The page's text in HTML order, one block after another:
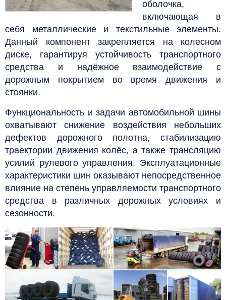
оболочка,
включающая в
себя металлические и текстильные элементы.
Данный компонент закрепляется на колесном
диске, гарантируя устойчивость транспортного
средства и надёжное взаимодействие с
дорожным покрытием во время движения и
стоянки.
Функциональность и задачи автомобильной шины
охватывают снижение воздействия небольших
дефектов дорожного полотна, стабилизацию
траектории движения колёс, а также трансляцию
усилий рулевого управления. Эксплуатационные
характеристики шин оказывают непосредственное
влияние на степень управляемости транспортного
средства в различных дорожных условиях и
сезонности.